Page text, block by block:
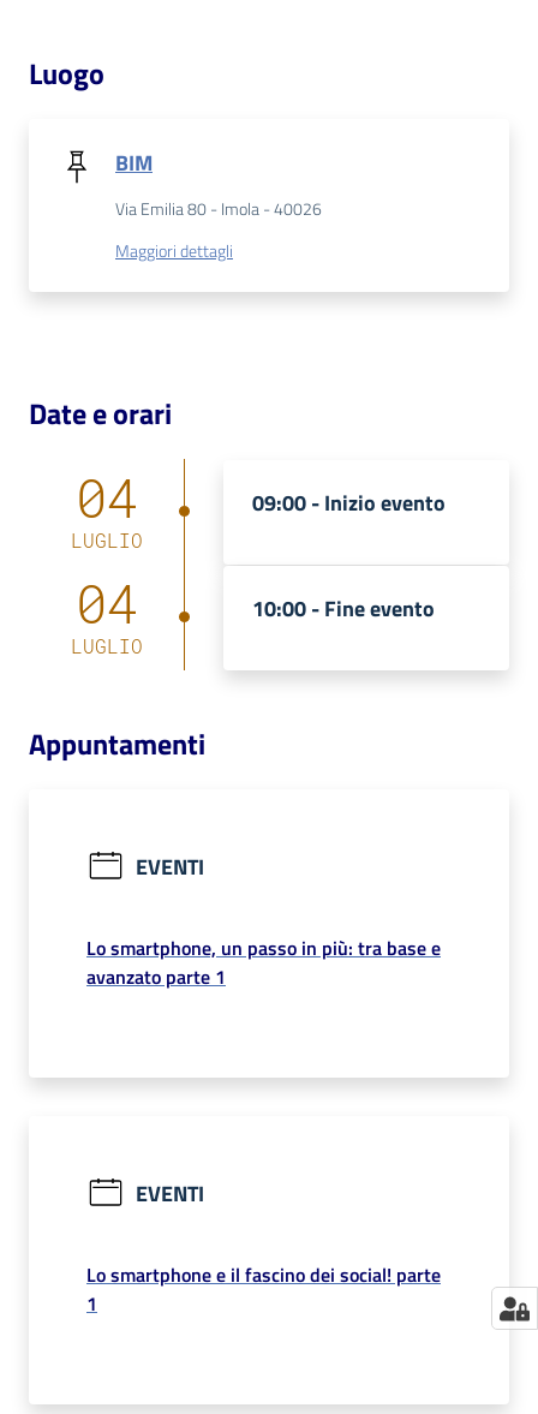
per
on line
Eventi
bibliotecario
Luogo
BIM
Via Emilia 80 - Imola - 40026
Maggiori dettagli
Date e orari
04
LUGLIO
09:00 -Inizio evento
04
LUGLIO
10:00 -Fine evento
Appuntamenti
EVENTI
Lo smartphone, un passo in più: tra base e
avanzato parte 1
EVENTI
Lo smartphone e il fascino dei social! parte
1